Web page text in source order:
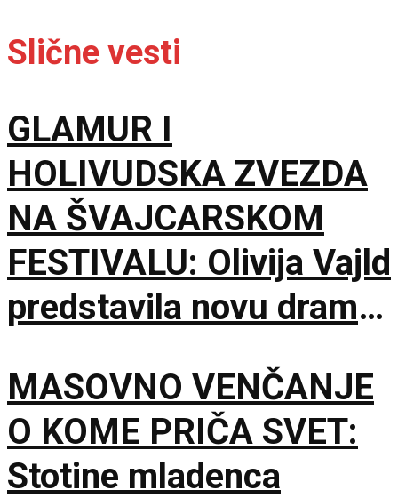
Slične vesti
GLAMUR I
HOLIVUDSKA ZVEZDA
NA ŠVAJCARSKOM
FESTIVALU: Olivija Vajld
predstavila novu dramu
Lokarnu
MASOVNO VENČANJE
O KOME PRIČA SVET:
Stotine mladenca